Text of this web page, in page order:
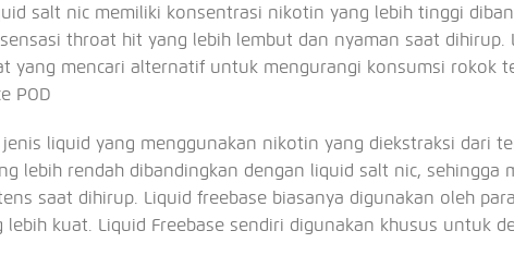
salt nic memiliki konsentrasi nikotin yang lebih tinggi
throat hit yang lebih lembut dan nyaman saat dihirup.
yang mencari alternatif untuk mengurangi konsumsi rokok
POD
liquid yang menggunakan nikotin yang diekstraksi dari
lebih rendah dibandingkan dengan liquid salt nic, sehingga
saat dihirup. Liquid freebase biasanya digunakan oleh
kuat. Liquid Freebase sendiri digunakan khusus untuk